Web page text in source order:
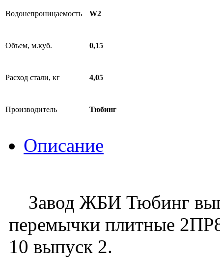
Водонепроницаемость W2
Объем, м.куб. 0,15
Расход стали, кг 4,05
Производитель Тюбинг
Описание
Завод ЖБИ Тюбинг
перемычки плитные
10 выпуск 2.